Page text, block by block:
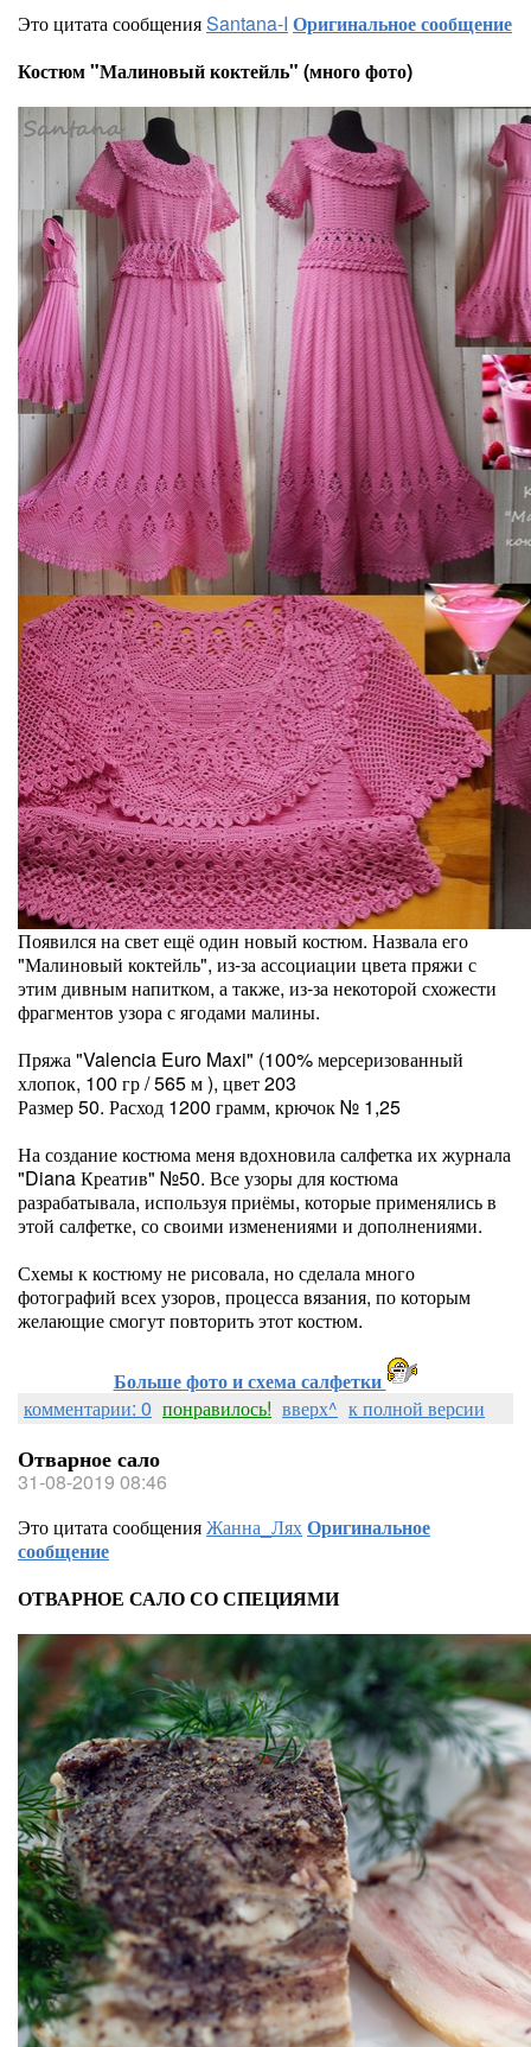
Это цитата сообщенияSantana-I Оригинальное сообщение
Костюм "Малиновый коктейль" (много фото)
Появился на свет ещё один новый костюм. Назвала его
"Малиновый коктейль", из-за ассоциации цвета пряжи с
этим дивным напитком, а также, из-за некоторой схожести
фрагментов узора с ягодами малины.
Пряжа "Valencia Euro Maxi" (100% мерсеризованный
хлопок, 100 гр / 565 м ), цвет 203
Размер 50. Расход 1200 грамм, крючок № 1,25
На создание костюма меня вдохновила салфетка их журнала
"Diana Креатив" №50. Все узоры для костюма
разрабатывала, используя приёмы, которые применялись в
этой салфетке, со своими изменениями и дополнениями.
Схемы к костюму не рисовала, но сделала много
фотографий всех узоров, процесса вязания, по которым
желающие смогут повторить этот костюм.
Больше фото и схема салфетки
комментарии: 0 понравилось! вверх^ к полной версии
Отварное сало
31-08-2019 08:46
Это цитата сообщенияЖанна_ЛяхОригинальное
сообщение
ОТВАРНОЕ САЛО СО СПЕЦИЯМИ